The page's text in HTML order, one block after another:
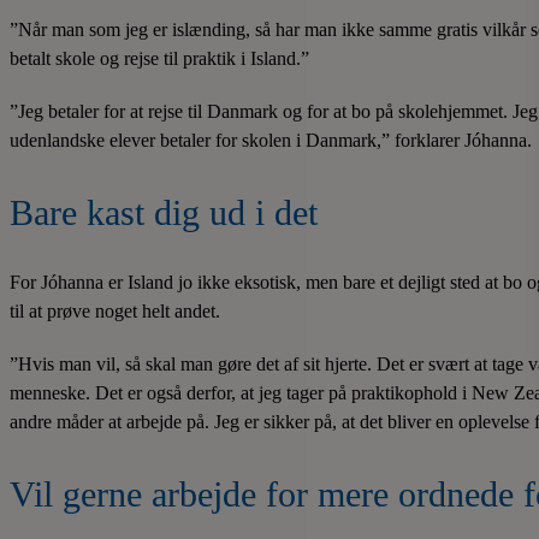
”Når man som jeg er islænding, så har man ikke samme gratis vilkår
betalt skole og rejse til praktik i Island.”
”Jeg betaler for at rejse til Danmark og for at bo på skolehjemmet.
udenlandske elever betaler for skolen i Danmark,” forklarer Jóhanna.
Bare kast dig ud i det
For Jóhanna er Island jo ikke eksotisk, men bare et dejligt sted at bo
til at prøve noget helt andet.
”Hvis man vil, så skal man gøre det af sit hjerte. Det er svært at
menneske. Det er også derfor, at jeg tager på praktikophold i New
andre måder at arbejde på. Jeg er sikker på, at det bliver en oplevelse
Vil gerne arbejde for mere ordnede